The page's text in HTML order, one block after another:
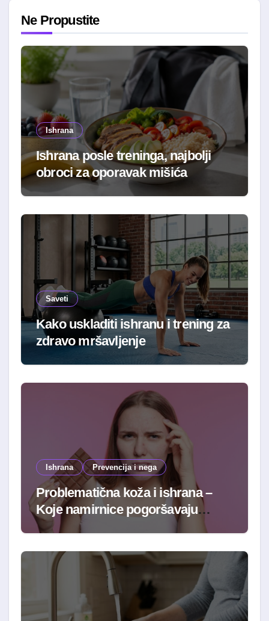
Ne Propustite
Ishrana
Ishrana posle treninga, najbolji
obroci za oporavak mišića
Saveti
Kako uskladiti ishranu i trening za
zdravo mršavljenje
Ishrana Prevencija i nega
Problematična koža i ishrana –
Koje namirnice pogoršavaju
stanje